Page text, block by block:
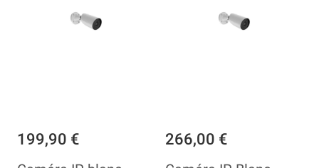
199,90 € 266,00 €